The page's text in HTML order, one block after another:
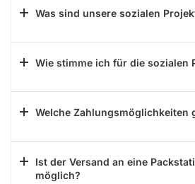
Was sind unsere sozialen
Wie stimme ich für die sozialen
Welche Zahlungsmöglichkeiten
Ist der Versand an eine
möglich?